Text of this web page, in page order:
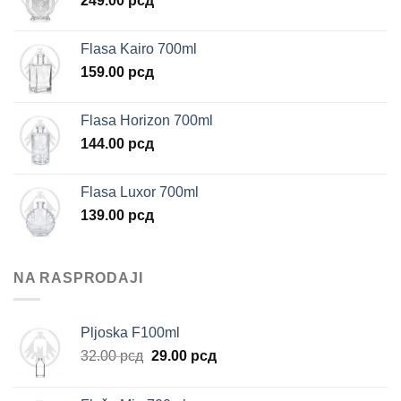
Flasa Kairo 700ml
159.00 рсд
Flasa Horizon 700ml
144.00 рсд
Flasa Luxor 700ml
139.00 рсд
NA RASPRODAJI
Pljoska F100ml
32.00рсд Originalna
29.00 рсдTrenutna